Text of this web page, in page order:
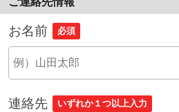
お名前 必須
連絡先 いずれか１つ以上入力